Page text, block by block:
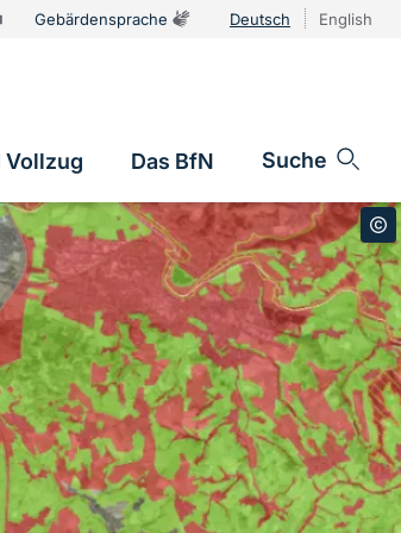
Gebärdensprache Deutsch English
Vollzug Das BfN Suche